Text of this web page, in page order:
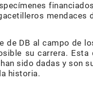
mendaces
de DB al campo de
su carrera.
sido dadas y son
historia.